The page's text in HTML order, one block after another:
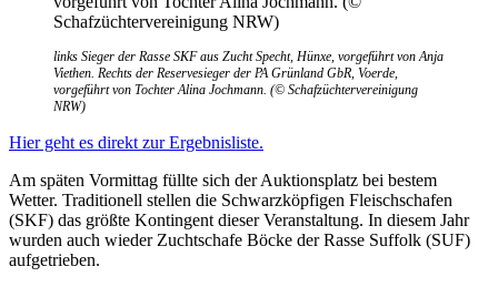
links Sieger der Rasse SKF aus Zucht Specht, Hünxe, vorgeführt von Anja
Viethen. Rechts der Reservesieger der PA Grünland GbR, Voerde,
vorgeführt von Tochter Alina Jochmann. (© Schafzüchtervereinigung
NRW)
Hier geht es direkt zur Ergebnisliste.
Am späten Vormittag füllte sich der Auktionsplatz bei bestem
Wetter. Traditionell stellen die Schwarzköpfigen Fleischschafen
(SKF) das größte Kontingent dieser Veranstaltung. In diesem Jahr
wurden auch wieder Zuchtschafe Böcke der Rasse Suffolk (SUF)
aufgetrieben.